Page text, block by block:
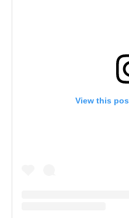
View this